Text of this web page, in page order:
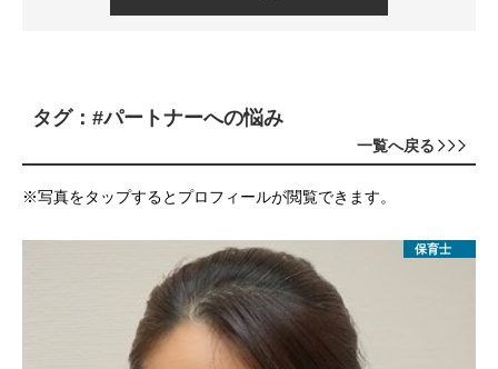
タグ：#パートナーへの悩み
一覧へ戻る
※写真をタップするとプロフィールが閲覧できます。
保育士